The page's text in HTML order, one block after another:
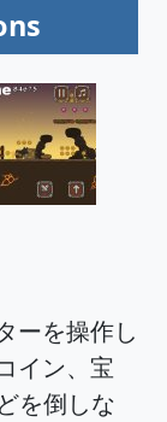
ーを操作し
イン、宝
を倒しな